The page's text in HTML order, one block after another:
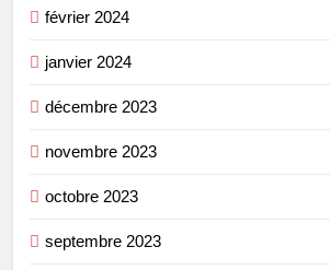
février 2024
janvier 2024
décembre 2023
novembre 2023
octobre 2023
septembre 2023